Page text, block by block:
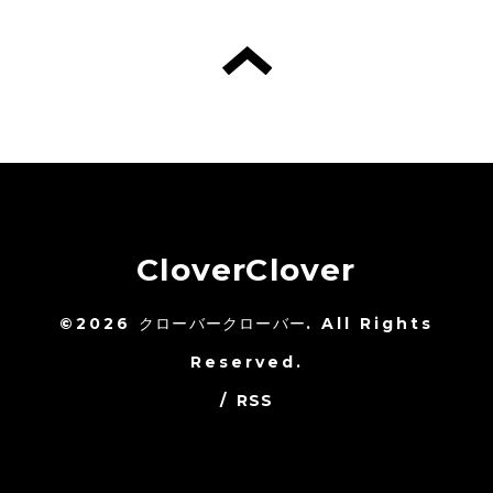
CloverClover
©2026 クローバークローバー. All Rights
Reserved.
/ RSS